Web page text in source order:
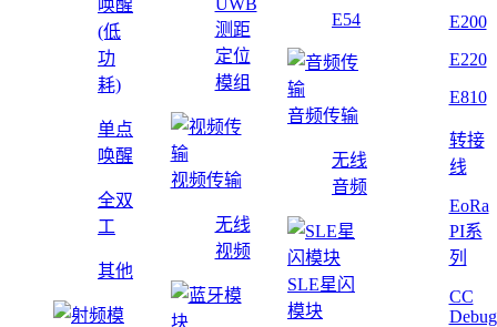
唤醒
(低
功
耗)
单点
唤醒
全双
工
其他
测距
定位
模组
视频传输
无线
视频
E54
音频传输
无线
音频
SLE星闪
模块
E200
E220
E810
转接
线
EoRa
PI系
列
CC